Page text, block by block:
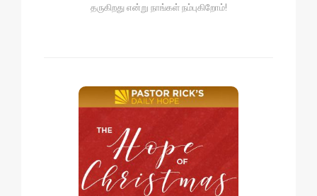
தருகிறது என்று நாங்கள் நம்புகிறோம்!